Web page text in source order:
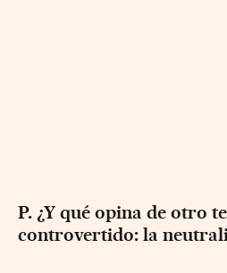
P. ¿Y qué opina de otro
controvertido: la